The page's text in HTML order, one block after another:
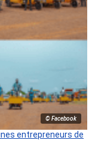
© Facebook
entrepreneurs de